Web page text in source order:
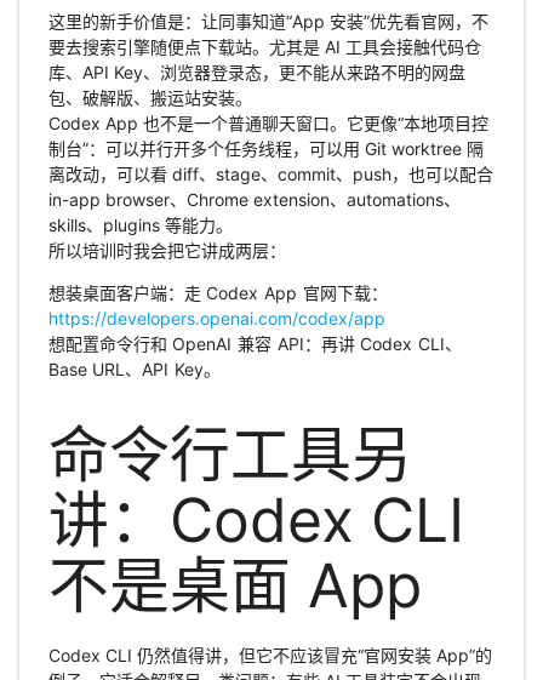
这里的新手价值是：让同事知道“App 安装”优先看官网，不
要去搜索引擎随便点下载站。尤其是 AI 工具会接触代码仓
库、API Key、浏览器登录态，更不能从来路不明的网盘
包、破解版、搬运站安装。
Codex App 也不是一个普通聊天窗口。它更像“本地项目控
制台”：可以并行开多个任务线程，可以用 Git worktree 隔
离改动，可以看 diff、stage、commit、push，也可以配合
in-app browser、Chrome extension、automations、
skills、plugins 等能力。
所以培训时我会把它讲成两层：
想装桌面客户端：走 Codex App 官网下载：
https://developers.openai.com/codex/app
想配置命令行和 OpenAI 兼容 API：再讲 Codex CLI、
Base URL、API Key。
命令行工具另
讲：Codex CLI
不是桌面 App
Codex CLI 仍然值得讲，但它不应该冒充“官网安装 App”的